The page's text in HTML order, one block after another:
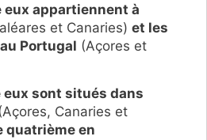
eux appartiennent à
et Canaries) et les
Portugal (Açores et
eux sont situés dans
Canaries et
quatrième en